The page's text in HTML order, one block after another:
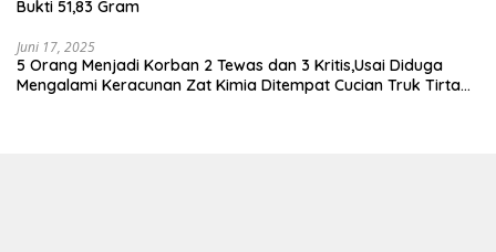
Bukti 51,83 Gram
Juni 17, 2025
5 Orang Menjadi Korban 2 Tewas dan 3 Kritis,Usai Diduga
Mengalami Keracunan Zat Kimia Ditempat Cucian Truk Tirta